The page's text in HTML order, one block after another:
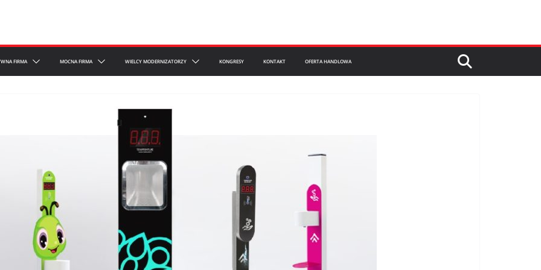
FIRMA MOCNA FIRMA WIELCY MODERNIZATORZY KONGRESY KONTAKT OFERTA HANDLOWA